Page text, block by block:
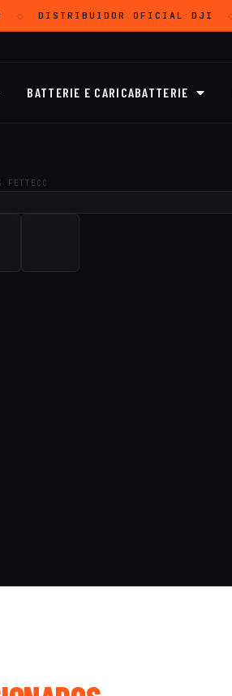
DISTRIBUIDOR OFICIAL DJI
BATTERIE E CARICABATTERIE
FETTECC